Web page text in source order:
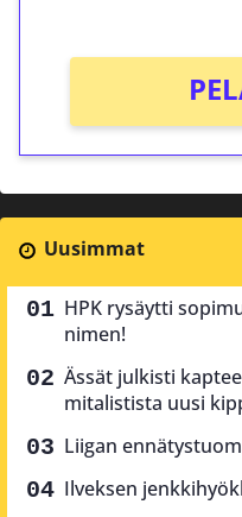
Uusimmat
HPK rysäytti
nimen!
Ässät julkisti
mitalistista uusi
Liigan
Ilveksen